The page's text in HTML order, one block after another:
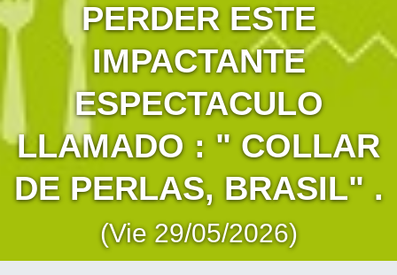
PERDER ESTE
IMPACTANTE
ESPECTACULO
LLAMADO : " COLLAR
DE PERLAS, BRASIL" .
(Vie 29/05/2026)